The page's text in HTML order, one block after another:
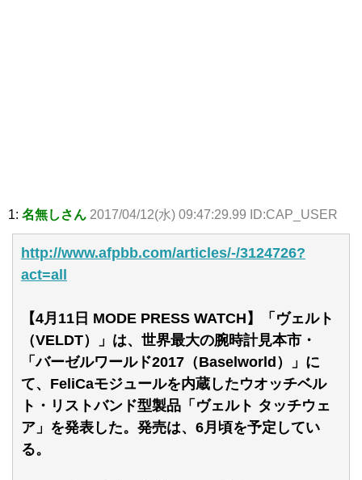
1: 名無しさん 2017/04/12(水) 09:47:29.99 ID:CAP_USER
http://www.afpbb.com/articles/-/3124726?
act=all
【4月11日 MODE PRESS WATCH】「ヴェルト
（VELDT）」は、世界最大の腕時計見本市・
「バーゼルワールド2017（Baselworld）」に
て、FeliCaモジュールを内蔵したウオッチベル
ト・リストバンド型製品「ヴェルト タッチウェ
ア」を発表した。発売は、6月頃を予定してい
る。